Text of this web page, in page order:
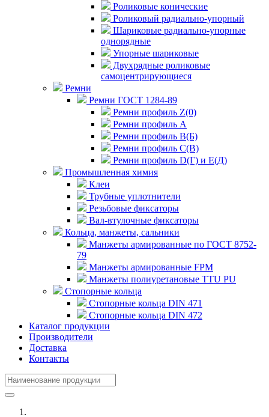
Роликовые конические
Роликовый радиально-упорный
Шариковые радиально-упорные
однорядные
Упорные шариковые
Двухрядные роликовые
самоцентрирующиеся
Ремни
Ремни ГОСТ 1284-89
Ремни профиль Z(0)
Ремни профиль А
Ремни профиль В(Б)
Ремни профиль С(В)
Ремни профиль D(Г) и E(Д)
Промышленная химия
Клеи
Трубные уплотнители
Резьбовые фиксаторы
Вал-втулочные фиксаторы
Кольца, манжеты, сальники
Манжеты армированные по ГОСТ 8752-
79
Манжеты армированные FPM
Манжеты полиуретановые TTU PU
Стопорные кольца
Стопорные кольца DIN 471
Стопорные кольца DIN 472
Каталог продукции
Производители
Доставка
Контакты